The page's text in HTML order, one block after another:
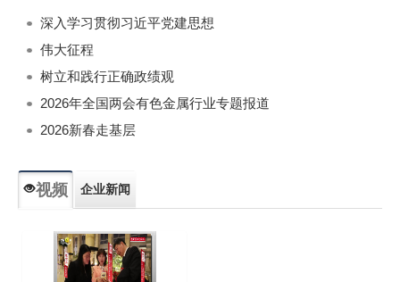
深入学习贯彻习近平党建思想
伟大征程
树立和践行正确政绩观
2026年全国两会有色金属行业专题报道
2026新春走基层
视频 企业新闻